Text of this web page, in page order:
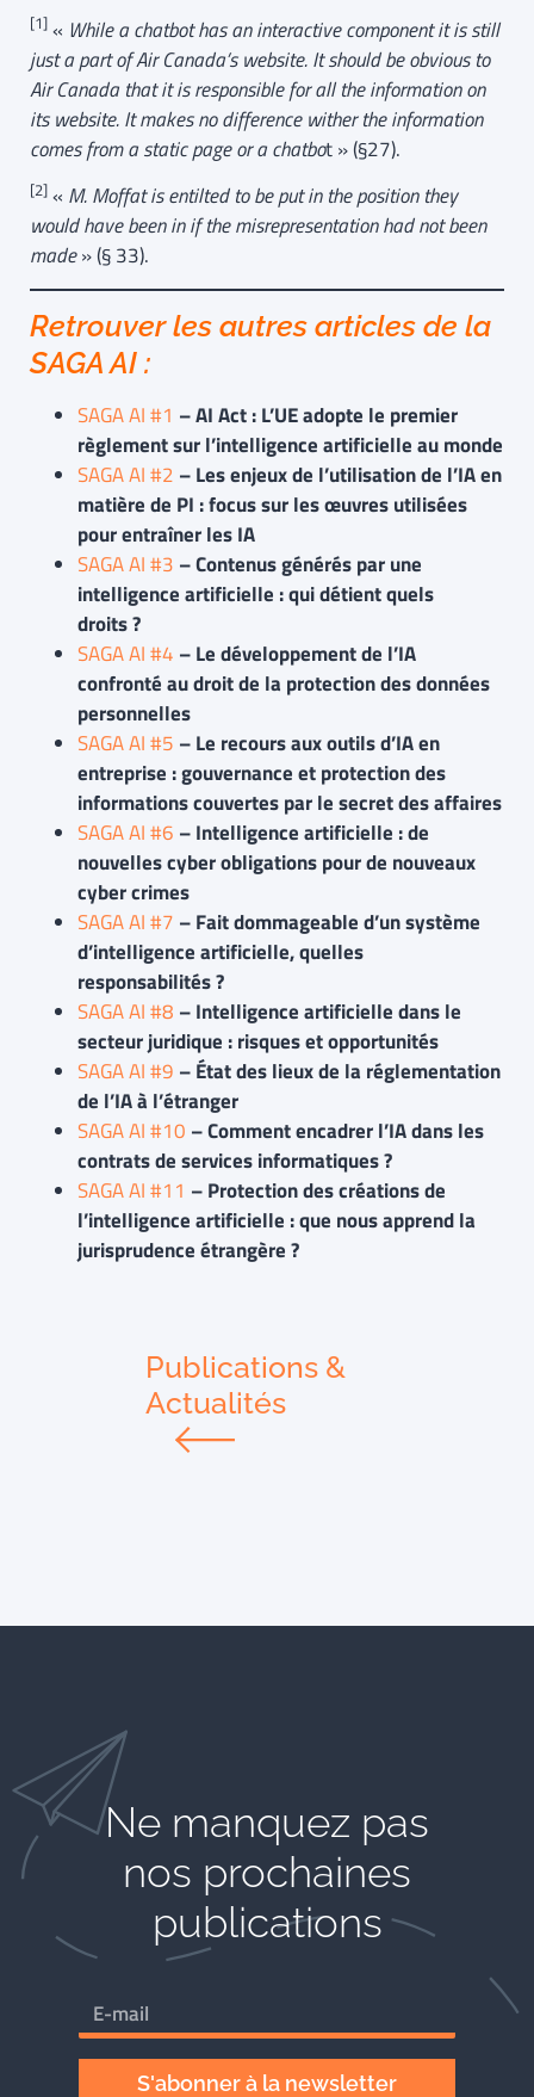
[1] « While a chatbot has an interactive component it is still
just a part of Air Canada’s website. It should be obvious to
Air Canada that it is responsible for all the information on
its website. It makes no difference wither the information
comes from a static page or a chatbot » (§27).
[2] « M. Moffat is entilted to be put in the position they
would have been in if the misrepresentation had not been
made» (§ 33).
Retrouver les autres articles de la
SAGA AI :
SAGA AI #1 – AI Act : L’UE adopte le premier
règlement sur l’intelligence artificielle au monde
SAGA AI #2 – Les enjeux de l’utilisation de l’IA en
matière de PI : focus sur les œuvres utilisées
pour entraîner les IA
SAGA AI #3 – Contenus générés par une
intelligence artificielle : qui détient quels
droits ?
SAGA AI #4 –Le développement de l’IA
confronté au droit de la protection des données
personnelles
SAGA AI #5 – Le recours aux outils d’IA en
entreprise : gouvernance et protection des
informations couvertes par le secret des affaires
SAGA AI #6 – Intelligence artificielle : de
nouvelles cyber obligations pour de nouveaux
cyber crimes
SAGA AI #7 – Fait dommageable d’un système
d’intelligence artificielle, quelles
responsabilités ?
SAGA AI #8 – Intelligence artificielle dans le
secteur juridique : risques et opportunités
SAGA AI #9 – État des lieux de la réglementation
de l’IA à l’étranger
SAGA AI #10 – Comment encadrer l’IA dans les
contrats de services informatiques ?
SAGA AI #11 – Protection des créations de
l’intelligence artificielle : que nous apprend la
jurisprudence étrangère ?
Publications &
Actualités
Ne manquez pas
nos prochaines
publications
S'abonner à la newsletter